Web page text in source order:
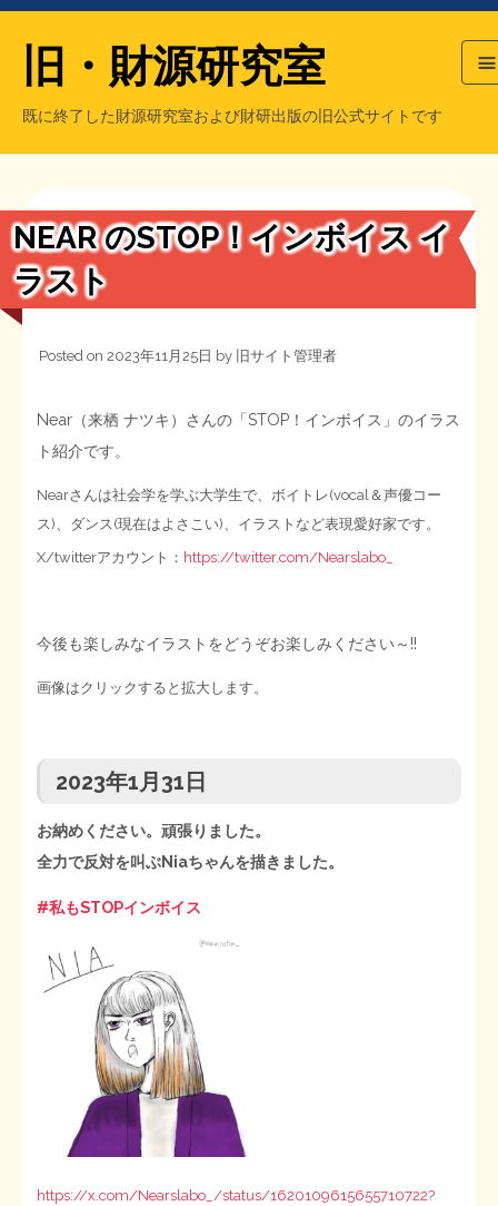
シン財源はあなたです／合同誌／旧・サブカル分室
日本経済を解説するヤンキー／MIHANAマンガ／旧・財研出版
もっと知りたい方へ
マネクリ戦士 RED & BLACK
MMTの学習資料
用語集
旧・財源研究室
既に終了した財源研究室および財研出版の旧公式サイトです
会計報告
会計報告
NEAR のSTOP！インボイス イ
ラスト
Posted on 2023年11月25日 by 旧サイト管理者
Near（来栖 ナツキ）さんの「STOP！インボイス」のイラス
ト紹介です。
Nearさんは社会学を学ぶ大学生で、ボイトレ(vocal＆声優コー
ス)、ダンス(現在はよさこい)、イラストなど表現愛好家です。
X/twitterアカウント： https://twitter.com/Nearslabo_
今後も楽しみなイラストをどうぞお楽しみください～!!
画像はクリックすると拡大します。
2023年1月31日
お納めください。頑張りました。
全力で反対を叫ぶNiaちゃんを描きました。
#私もSTOPインボイス
https://x.com/Nearslabo_/status/1620109615655710722?